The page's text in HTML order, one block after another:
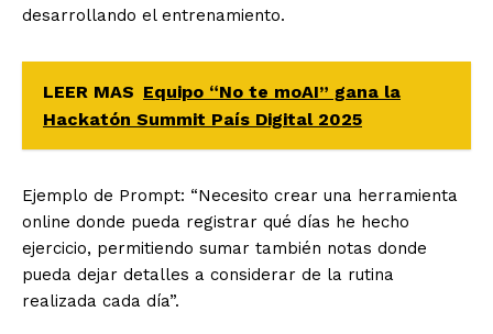
desarrollando el entrenamiento.
LEER MAS Equipo “No te moAI” gana la
Hackatón Summit País Digital 2025
Ejemplo de Prompt: “Necesito crear una herramienta
online donde pueda registrar qué días he hecho
ejercicio, permitiendo sumar también notas donde
pueda dejar detalles a considerar de la rutina
realizada cada día”.